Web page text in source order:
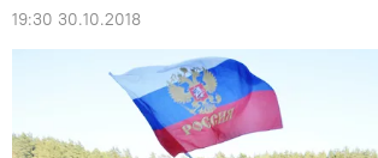
19:30 30.10.2018